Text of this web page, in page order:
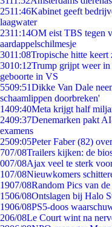
2511:46Kabinet geeft
laagwater
2311:14OM eist TBS tegen
aardappelschilmesje
3011:08Tropische hitte keert
3010:12Trump grijpt weer in
geboorte in VS
5509:51Dikke Van Dale
schaamlippen doorbreken'
1409:40Meta krijgt half
2409:37Denemarken pakt
examens
2509:05Peter Faber (82)
707/08Trailers kijken: de
007/08Ajax veel te sterk
107/08Nieuwkomers
1907/08Random Pics van
1506/08Ontslagen bij Halo
1906/08PS5-doos
206/08Le Court wint na